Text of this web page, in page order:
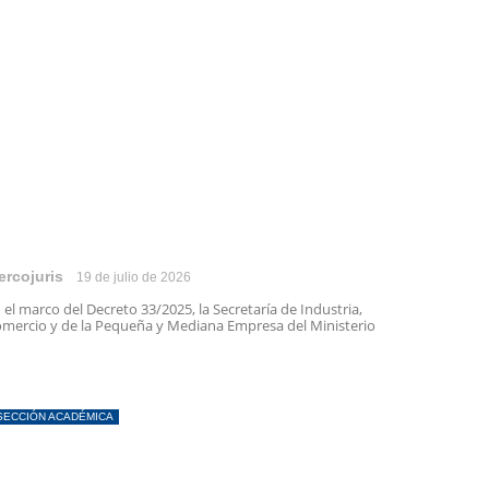
19 de julio de 2026
el marco del Decreto 33/2025, la Secretaría de Industria,
y de la Pequeña y Mediana Empresa del Ministerio
ACADÉMICA